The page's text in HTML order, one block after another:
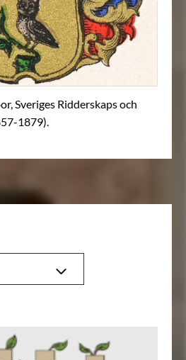
Sveriges Ridderskaps och
1879).